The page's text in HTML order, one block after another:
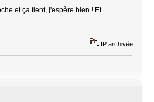
et ça tient, j'espère bien ! Et
IP archivée